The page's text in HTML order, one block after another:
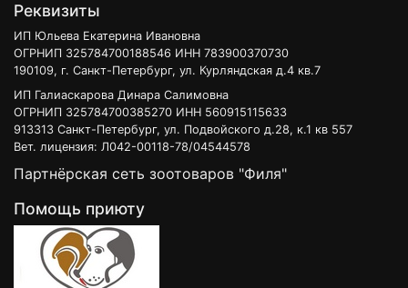
Реквизиты
ИП Юльева Екатерина Ивановна
ОГРНИП 325784700188546 ИНН 783900370730
190109, г. Санкт-Петербург, ул. Курляндская д.4 кв.7
ИП Галиаскарова Динара Салимовна
ОГРНИП 325784700385270 ИНН 560915115633
913313 Санкт-Петербург, ул. Подвойского д.28, к.1 кв 557
Вет. лицензия: Л042-00118-78/04544578
Партнёрская сеть зоотоваров "Филя"
Помощь приюту